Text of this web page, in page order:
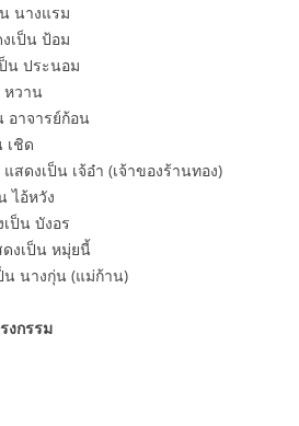
นางแรม
เป็น ป้อม
น ประนอม
หวาน
อาจารย์ก้อน
เชิด
ดงเป็น เจ้อ๋า (เจ้าของร้านทอง)
ไอ้หวัง
ป็น บังอร
งเป็น หมุ่ยนี้
นางกุ่น (แม่ก้าน)
งกรรม